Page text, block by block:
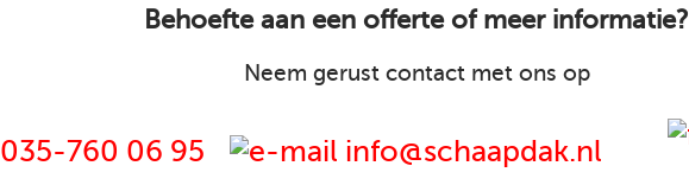
Behoefte aan een offerte of meer informatie?
Neem gerust contact met ons op
035-760 06 95 info@schaapdak.nl